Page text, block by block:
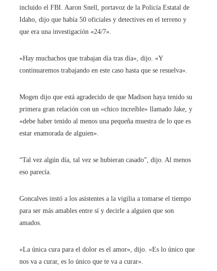
incluido el FBI. Aaron Snell, portavoz de la Policía Estatal de
Idaho, dijo que había 50 oficiales y detectives en el terreno y
que era una investigación «24/7».
«Hay muchachos que trabajan día tras día», dijo. «Y
continuaremos trabajando en este caso hasta que se resuelva».
Mogen dijo que está agradecido de que Madison haya tenido su
primera gran relación con un «chico increíble» llamado Jake, y
«debe haber tenido al menos una pequeña muestra de lo que es
estar enamorada de alguien».
“Tal vez algún día, tal vez se hubieran casado”, dijo. Al menos
eso parecía.
Goncalves instó a los asistentes a la vigilia a tomarse el tiempo
para ser más amables entre sí y decirle a alguien que son
amados.
«La única cura para el dolor es el amor», dijo. «Es lo único que
nos va a curar, es lo único que te va a curar».